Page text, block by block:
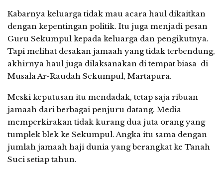
Kabarnya keluarga tidak mau acara haul dikaitkan
dengan kepentingan politik. Itu juga menjadi pesan
Guru Sekumpul kepada keluarga dan pengikutnya.
Tapi melihat desakan jamaah yang tidak terbendung,
akhirnya haul juga dilaksanakan di tempat biasa di
Musala Ar-Raudah Sekumpul, Martapura.
Meski keputusan itu mendadak, tetap saja ribuan
jamaah dari berbagai penjuru datang. Media
memperkirakan tidak kurang dua juta orang yang
tumplek blek ke Sekumpul. Angka itu sama dengan
jumlah jamaah haji dunia yang berangkat ke Tanah
Suci setiap tahun.